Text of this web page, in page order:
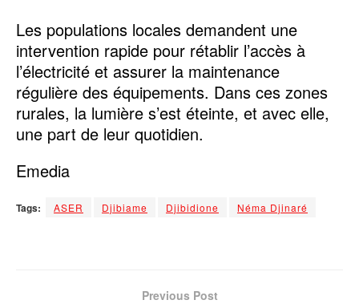
Les populations locales demandent une
intervention rapide pour rétablir l’accès à
l’électricité et assurer la maintenance
régulière des équipements. Dans ces zones
rurales, la lumière s’est éteinte, et avec elle,
une part de leur quotidien.
Emedia
Tags: ASER Djibiame Djibidione Néma Djinaré
Previous Post